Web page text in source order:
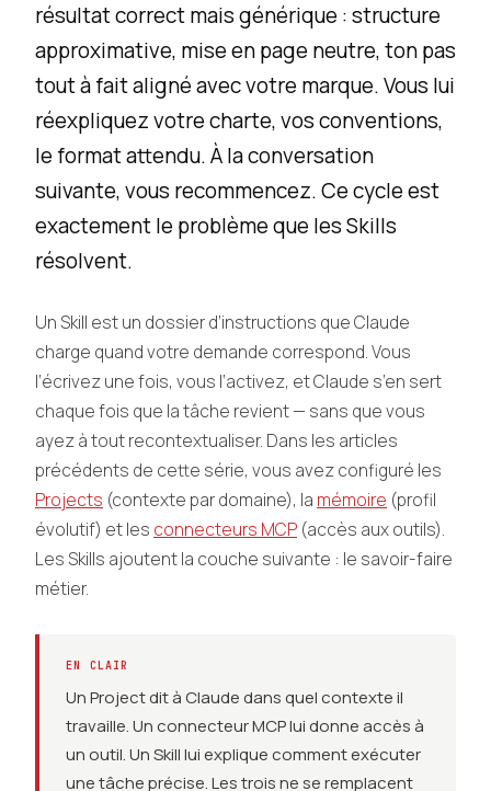
résultat correct mais générique : structure
approximative, mise en page neutre, ton pas
tout à fait aligné avec votre marque. Vous lui
réexpliquez votre charte, vos conventions,
le format attendu. À la conversation
suivante, vous recommencez. Ce cycle est
exactement le problème que les Skills
résolvent.
Un Skill est un dossier d’instructions que Claude
charge quand votre demande correspond. Vous
l’écrivez une fois, vous l’activez, et Claude s’en sert
chaque fois que la tâche revient — sans que vous
ayez à tout recontextualiser. Dans les articles
précédents de cette série, vous avez configuré les
Projects (contexte par domaine), la mémoire (profil
évolutif) et les connecteurs MCP (accès aux outils).
Les Skills ajoutent la couche suivante : le savoir-faire
métier.
EN CLAIR
Un Project dit à Claude dans quel contexte il
travaille. Un connecteur MCP lui donne accès à
un outil. Un Skill lui explique comment exécuter
une tâche précise. Les trois ne se remplacent